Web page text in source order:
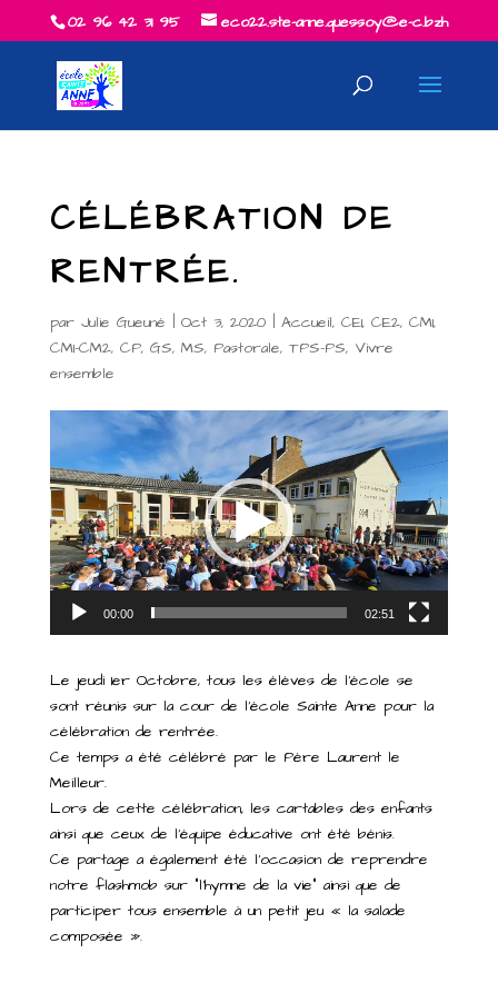
02 96 42 31 95 eco22.ste-anne.quessoy@e-c.bzh
CÉLÉBRATION DE
RENTRÉE.
par Julie Gueuné | Oct 3, 2020| Accueil, CE1, CE2, CM1,
CM1-CM2, CP, GS, MS, Pastorale, TPS-PS, Vivre
ensemble
Lecteur
vidéo
00:00 02:51
Le jeudi 1er Octobre, tous les élèves de l’école se
sont réunis sur la cour de l’école Sainte Anne pour la
célébration de rentrée.
Ce temps a été célébré par le Père Laurent le
Meilleur.
Lors de cette célébration, les cartables des enfants
ainsi que ceux de l’équipe éducative ont été bénis.
Ce partage a également été l’occasion de reprendre
notre flashmob sur “l’hymne de la vie” ainsi que de
participer tous ensemble à un petit jeu « la salade
composée ».